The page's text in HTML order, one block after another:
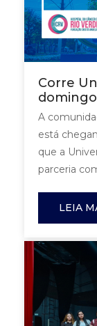
Corre
domingo
A
está
que a
parceria
LEIA